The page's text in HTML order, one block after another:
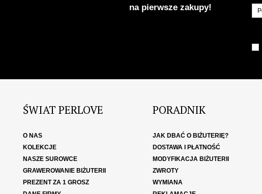
na pierwsze zakupy!
ŚWIAT PERLOVE
O NAS
KOLEKCJE
NASZE SUROWCE
GRAWEROWANIE BIŻUTERII
PREZENT ZA 1 GROSZ
PORADNIK
JAK DBAĆ O BIŻUTERIĘ?
DOSTAWA I PŁATNOŚĆ
MODYFIKACJA BIŻUTERII
ZWROTY
WYMIANA